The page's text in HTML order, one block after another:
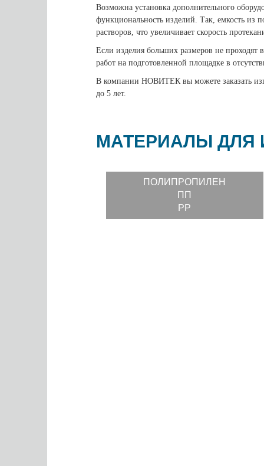
Возможна установка дополнительного
функциональность изделий. Так, емкость из
растворов, что увеличивает скорость
Если изделия больших размеров не проходят
работ на подготовленной площадке в
В компании НОВИТЕК вы можете заказать
до 5 лет.
МАТЕРИАЛЫ ДЛЯ
ПОЛИПРОПИЛЕН
ПП
РР